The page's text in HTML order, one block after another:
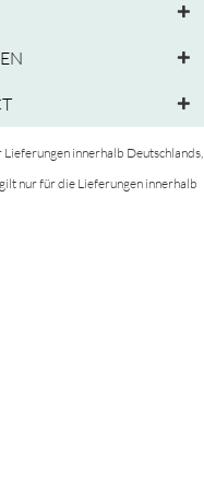
innerhalb Deutschlands,
nur für die Lieferungen innerhalb